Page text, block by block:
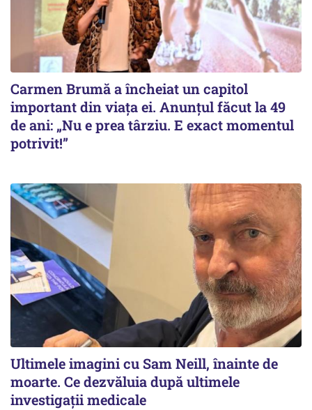
Carmen Brumă a încheiat un capitol
important din viața ei. Anunțul făcut la 49
de ani: „Nu e prea târziu. E exact momentul
potrivit!”
Ultimele imagini cu Sam Neill, înainte de
moarte. Ce dezvăluia după ultimele
investigații medicale